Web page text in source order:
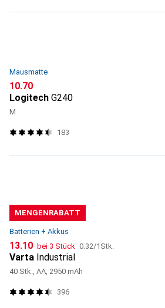
Mausmatte
CHF
10.70
Logitech G240
M
183
MENGENRABATT
Batterien + Akkus
CHF
13.10 bei 3 Stück CHF
0.32/1Stk.
Varta Industrial
40 Stk., AA, 2950 mAh
396